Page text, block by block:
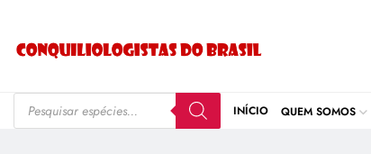
INÍCIO QUEM SOMOS